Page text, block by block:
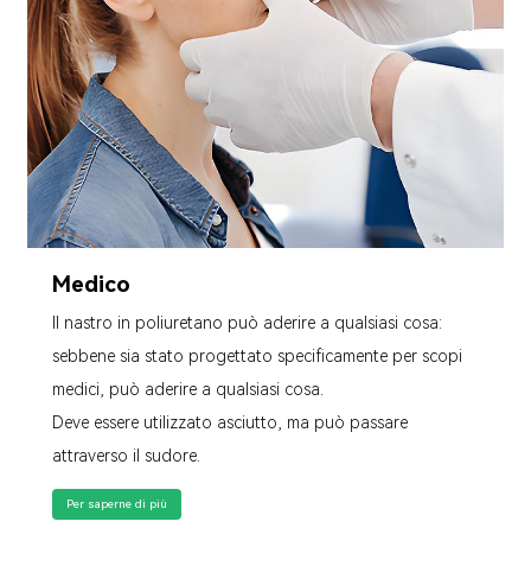
Medico
Il nastro in poliuretano può aderire a qualsiasi cosa:
sebbene sia stato progettato specificamente per scopi
medici, può aderire a qualsiasi cosa.
Deve essere utilizzato asciutto, ma può passare
attraverso il sudore.
Per saperne di più